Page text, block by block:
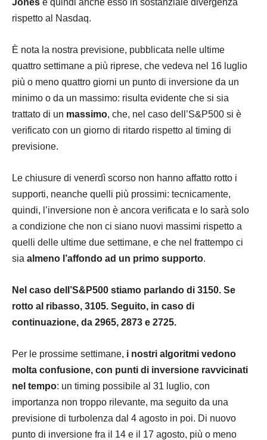
rispetto al Nasdaq.
È nota la nostra previsione, pubblicata nelle ultime
quattro settimane a più riprese, che vedeva nel 16 luglio
più o meno quattro giorni un punto di inversione da un
minimo o da un massimo: risulta evidente che si sia
trattato di un massimo, che, nel caso dell’S&P500 si è
verificato con un giorno di ritardo rispetto al timing di
previsione.
Le chiusure di venerdì scorso non hanno affatto rotto i
supporti, neanche quelli più prossimi: tecnicamente,
quindi, l’inversione non è ancora verificata e lo sarà solo
a condizione che non ci siano nuovi massimi rispetto a
quelli delle ultime due settimane, e che nel frattempo ci
sia almeno l’affondo ad un primo supporto.
Nel caso dell’S&P500 stiamo parlando di 3150. Se
rotto al ribasso, 3105. Seguito, in caso di
continuazione, da 2965, 2873 e 2725.
Per le prossime settimane, i nostri algoritmi vedono
molta confusione, con punti di inversione ravvicinati
nel tempo: un timing possibile al 31 luglio, con
importanza non troppo rilevante, ma seguito da una
previsione di turbolenza dal 4 agosto in poi. Di nuovo
punto di inversione fra il 14 e il 17 agosto, più o meno